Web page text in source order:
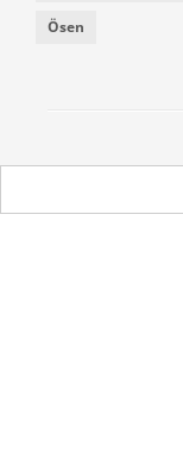
Ösen